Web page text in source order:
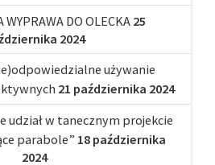
WYPRAWA DO OLECKA 25
2024
używanie
21 października 2024
udział w tanecznym projekcie
parabole” 18 października
2024